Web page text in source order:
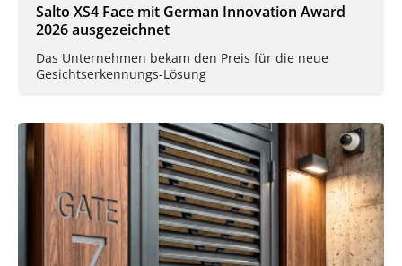
Salto XS4 Face mit German Innovation Award
2026 ausgezeichnet
Das Unternehmen bekam den Preis für die neue
Gesichtserkennungs-Lösung